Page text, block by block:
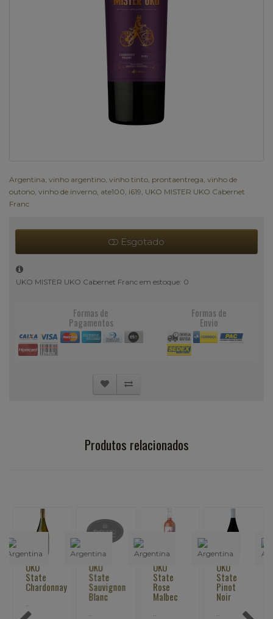
Argentina vinho argentino vinho tinto prontaentrega vinho de
outono vinho de inverno ate100 i619 UKO MISTER UKO Cabernet
Franc
Esgotado
UKO MISTER UKO Cabernet Franc em estoque: 0
Formas de
Pagamentos
Formas de
Envio
Produtos relacionados
UKO
State
Chardonnay
UKO
State
Sauvignon
Blanc
UKO
State
Rose
Malbec
UKO
State
Pinot
Noir